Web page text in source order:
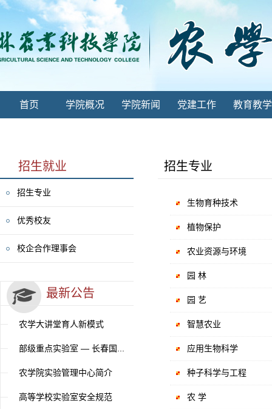
首页 学院概况 学院新闻 党建工作 教育教学
招生就业
招生专业
优秀校友
校企合作理事会
最新公告
农学大讲堂育人新模式
部级重点实验室 — 长春国...
农学院实验管理中心简介
高等学校实验室安全规范
招生专业
生物育种技术
植物保护
农业资源与环境
园 林
园 艺
智慧农业
应用生物科学
种子科学与工程
农 学